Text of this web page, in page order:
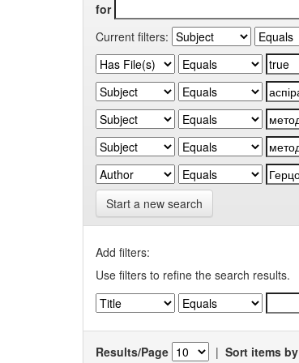
for
Current filters:
Start a new search
Add filters:
Use filters to refine the search results.
Results/Page | Sort items by